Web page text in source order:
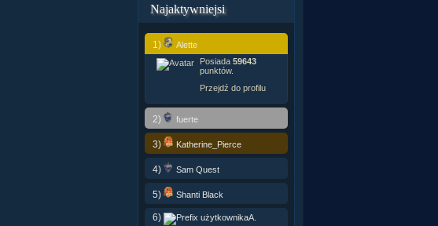
Najaktywniejsi
1)
Alette
Posiada 59643
punktów.
Przejdź do profilu
2) fuerte
3) Katherine_Pierce
4) Sam Quest
5) Shanti Black
6) A.